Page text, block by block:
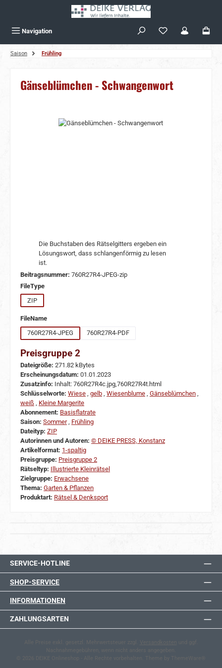
Navigation
Saison Frühling
Gänseblümchen - Schwangenwort
Bildergalerie überspringen
Die Buchstaben des Rätselgitters ergeben ein
Lösungswort, dass schlangenförmig zu lesen
ist.
Beitragsnummer: 760R27R4-JPEG-zip
FileTypeauswählen
ZIP
FileNameauswählen
760R27R4-JPEG
760R27R4-PDF
Preisgruppe 2
Dateigröße: 271.82 kBytes
Erscheinungsdatum: 01.01.2023
Zusatzinfo: Inhalt: 760R27R4c.jpg,760R27R4t.html
Schlüsselworte: Wiese gelb Wiesenblume Gänseblümchen
weiß
Kleine Margerite
Abonnement: Basisflatrate
Saison: Sommer, Frühling
Dateityp: ZIP
Autorinnen und Autoren: © DEIKE PRESS, Konstanz
Artikelformat: 1-spaltig
Preisgruppe: Preisgruppe 2
Rätseltyp: Illustrierte Kleinrätsel
Zielgruppe: Erwachsene
Thema: Garten & Pflanzen
Produktart: Rätsel & Denksport
SERVICE-HOTLINE
SHOP-SERVICE
INFORMATIONEN
ZAHLUNGSARTEN
Alle Preise exkl. gesetzl. Mehrwertsteuer zzgl. Versandkosten
und ggf.
Nachnahmegebühren, wenn nicht anders angegeben.
© 2026 DEIKE Onlineshop - Alle Rechte vorbehalten. Theme by
ThemeWare®